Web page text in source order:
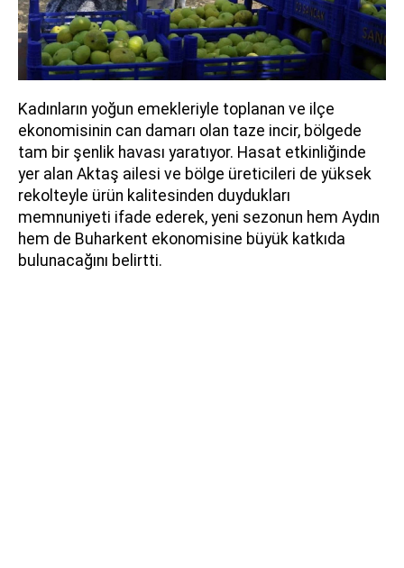
Kadınların yoğun emekleriyle toplanan ve ilçe
ekonomisinin can damarı olan taze incir, bölgede
tam bir şenlik havası yaratıyor. Hasat etkinliğinde
yer alan Aktaş ailesi ve bölge üreticileri de yüksek
rekolteyle ürün kalitesinden duydukları
memnuniyeti ifade ederek, yeni sezonun hem Aydın
hem de Buharkent ekonomisine büyük katkıda
bulunacağını belirtti.